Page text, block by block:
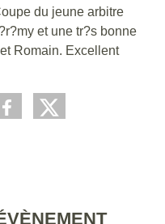
du jeune arbitre
et une tr?s bonne
Romain. Excellent